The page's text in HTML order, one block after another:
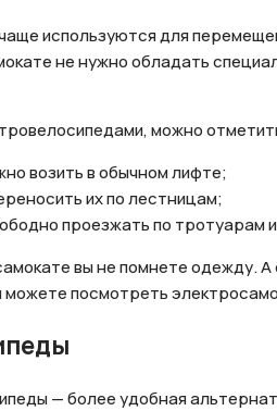
используются для
не нужно обладать
можно
возить в обычном лифте;
их по лестницам;
проезжать по тротуарам
вы не помнете одежду.
посмотреть
— более удобная